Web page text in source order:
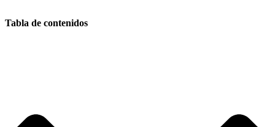
Tabla de contenidos